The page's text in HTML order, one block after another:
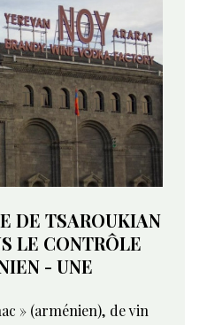
DE TSAROUKIAN
LE CONTRÔLE
- UNE
» (arménien), de vin